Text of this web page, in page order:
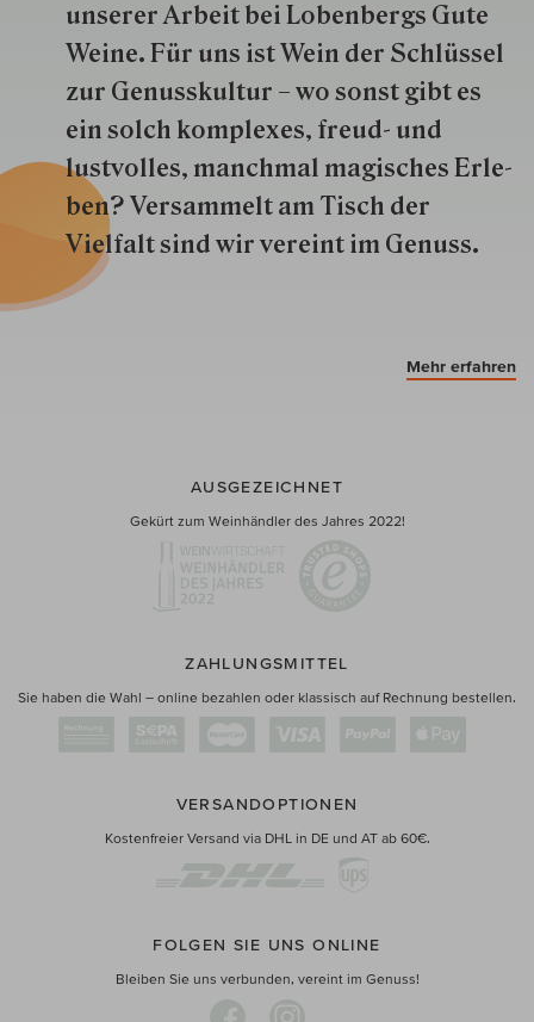
unserer Arbeit bei Lobenbergs Gute
Weine. Für uns ist Wein der Schlüs­sel
zur Genuss­kultur – wo sonst gibt es
ein solch kom­plexes, freud- und
lustvolles, manchmal ma­gisch­es Er­le­
ben? Versammelt am Tisch der
Vielfalt sind wir ver­eint im Genuss.
Mehr erfahren
AUSGEZEICHNET
Gekürt zum Weinhändler des Jahres 2022!
ZAHLUNGSMITTEL
Sie haben die Wahl – online bezahlen oder klassisch auf Rechnung bestellen.
VERSANDOPTIONEN
Kostenfreier Versand via DHL in DE und AT ab 60€.
FOLGEN SIE UNS ONLINE
Bleiben Sie uns verbunden, vereint im Genuss!